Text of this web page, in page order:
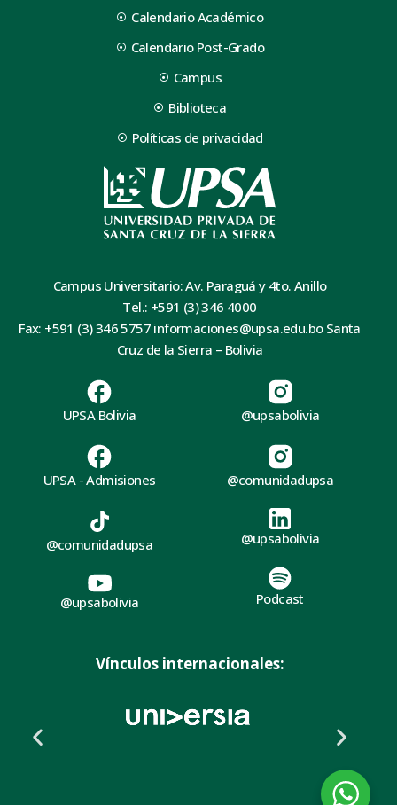
Calendario Académico
Calendario Post-Grado
Campus
Biblioteca
Políticas de privacidad
Campus Universitario: Av. Paraguá y 4to. Anillo
Tel.: +591 (3) 346 4000
Fax: +591 (3) 346 5757 informaciones@upsa.edu.bo Santa
Cruz de la Sierra – Bolivia
UPSA Bolivia
UPSA - Admisiones
@upsabolivia
@comunidadupsa
@comunidadupsa
@upsabolivia
@upsabolivia
Podcast
Vínculos internacionales: